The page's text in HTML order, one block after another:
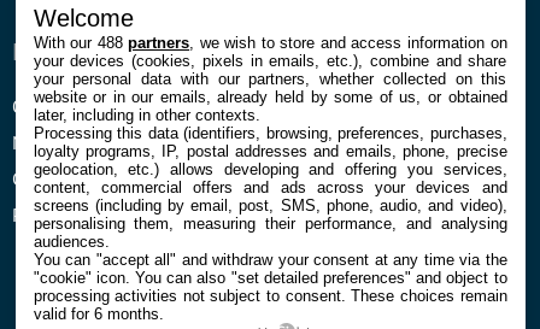
ENTREPRISE
Qui sommes nous
Mentions légales et CGU
Confidentialité et Cookies
Préférences cookies
À PROPOS
La rédaction
Contact
Welcome
With our 488partners , we wish to store and access information on
your devices (cookies, pixels in emails, etc.), combine and share
your personal data with our partners, whether collected on this
website or in our emails, already held by some of us, or obtained
later, including in other contexts.
Processing this data (identifiers, browsing, preferences, purchases,
loyalty programs, IP, postal addresses and emails, phone, precise
geolocation, etc.) allows developing and offering you services,
content, commercial offers and ads across your devices and
screens (including by email, post, SMS, phone, audio, and video),
personalising them, measuring their performance, and analysing
audiences.
You can "accept all" and withdraw your consent at any time via the
"cookie" icon. You can also "set detailed preferences" and object to
processing activities not subject to consent. These choices remain
valid for 6 months.